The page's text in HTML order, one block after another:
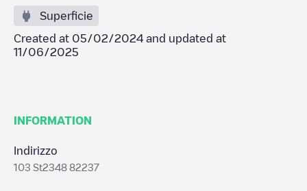
Superficie
Created at 05/02/2024 and updated at
11/06/2025
INFORMATION
Indirizzo
103 St2348 82237